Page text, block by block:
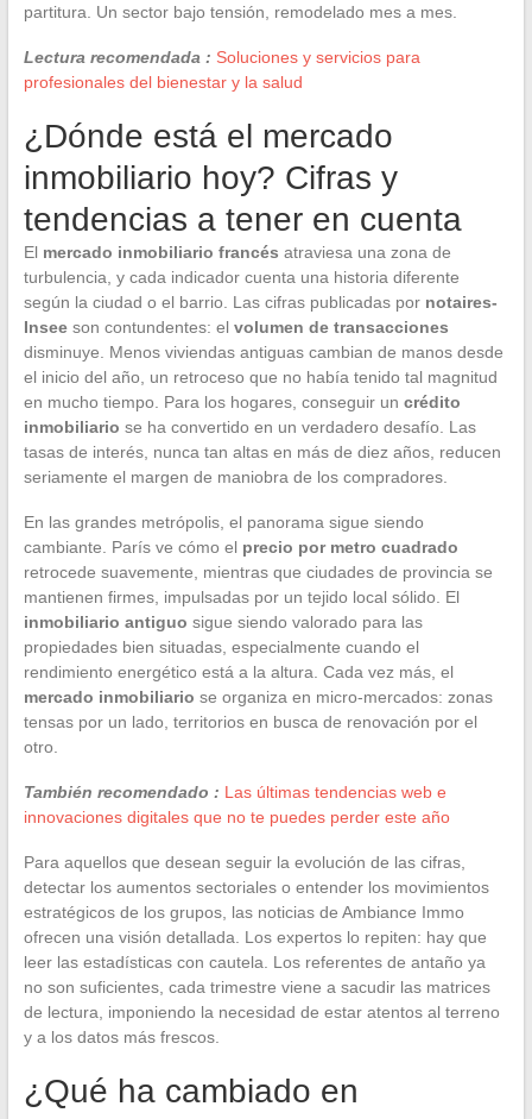
partitura. Un sector bajo tensión, remodelado mes a mes.
Lectura recomendada : Soluciones y servicios para
profesionales del bienestar y la salud
¿Dónde está el mercado
inmobiliario hoy? Cifras y
tendencias a tener en cuenta
El mercado inmobiliario francés atraviesa una zona de
turbulencia, y cada indicador cuenta una historia diferente
según la ciudad o el barrio. Las cifras publicadas por notaires-
Inseeson contundentes: el volumen de transacciones
disminuye. Menos viviendas antiguas cambian de manos desde
el inicio del año, un retroceso que no había tenido tal magnitud
en mucho tiempo. Para los hogares, conseguir un crédito
inmobiliario se ha convertido en un verdadero desafío. Las
tasas de interés, nunca tan altas en más de diez años, reducen
seriamente el margen de maniobra de los compradores.
En las grandes metrópolis, el panorama sigue siendo
cambiante. París ve cómo el precio por metro cuadrado
retrocede suavemente, mientras que ciudades de provincia se
mantienen firmes, impulsadas por un tejido local sólido. El
inmobiliario antiguo sigue siendo valorado para las
propiedades bien situadas, especialmente cuando el
rendimiento energético está a la altura. Cada vez más, el
mercado inmobiliario se organiza en micro-mercados: zonas
tensas por un lado, territorios en busca de renovación por el
otro.
También recomendado : Las últimas tendencias web e
innovaciones digitales que no te puedes perder este año
Para aquellos que desean seguir la evolución de las cifras,
detectar los aumentos sectoriales o entender los movimientos
estratégicos de los grupos, las noticias de Ambiance Immo
ofrecen una visión detallada. Los expertos lo repiten: hay que
leer las estadísticas con cautela. Los referentes de antaño ya
no son suficientes, cada trimestre viene a sacudir las matrices
de lectura, imponiendo la necesidad de estar atentos al terreno
y a los datos más frescos.
¿Qué ha cambiado en